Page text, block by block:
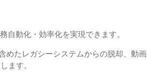
自動化・効率化を実現できます。
めたレガシーシステムからの脱却、動
ます。